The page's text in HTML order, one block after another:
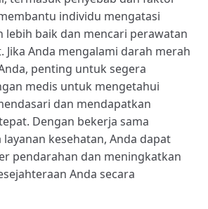
individu mengatasi
lebih baik dan mencari perawatan
Jika Anda mengalami darah merah
penting untuk segera
medis untuk mengetahui
dan mendapatkan
Dengan bekerja sama
kesehatan, Anda dapat
pendarahan dan meningkatkan
Anda secara